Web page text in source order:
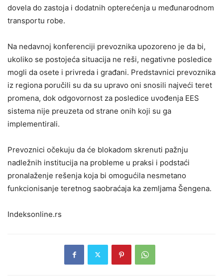
dovela do zastoja i dodatnih opterećenja u međunarodnom
transportu robe.
Na nedavnoj konferenciji prevoznika upozoreno je da bi,
ukoliko se postojeća situacija ne reši, negativne posledice
mogli da osete i privreda i građani. Predstavnici prevoznika
iz regiona poručili su da su upravo oni snosili najveći teret
promena, dok odgovornost za posledice uvođenja EES
sistema nije preuzeta od strane onih koji su ga
implementirali.
Prevoznici očekuju da će blokadom skrenuti pažnju
nadležnih institucija na probleme u praksi i podstaći
pronalaženje rešenja koja bi omogućila nesmetano
funkcionisanje teretnog saobraćaja ka zemljama Šengena.
Indeksonline.rs